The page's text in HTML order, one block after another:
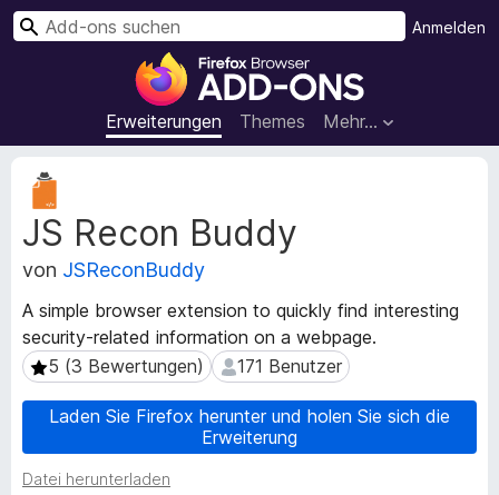
A
d
d
-
s
f
r
d
e
n
F
i
Erweiterungen Themes Mehr…
Anmelden
S
JS Recon Buddy
von JSReconBuddy
A simple browser extension to quickly find interesting
security-related information on a webpage.
5 (3 Bewertungen)
5 (3 Bewertungen) 171 Benutzer
171 Benutzer
Laden Sie Firefox herunter und holen Sie sich die
Erweiterung
Datei herunterladen
M
a
d
t
e
n
z
E
r